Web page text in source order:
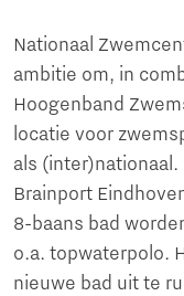
Nationaal
ambitie om, in
Hoogenband
locatie voor
als (inter)nationaal.
Brainport
8-baans bad
o.a. topwaterpolo.
nieuwe bad uit te